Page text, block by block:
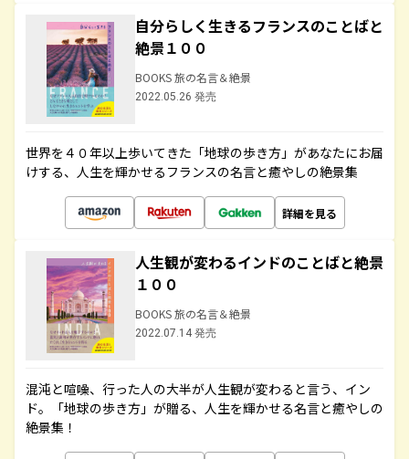
自分らしく生きるフランスのことばと
絶景１００
BOOKS 旅の名言＆絶景
2022.05.26 発売
世界を４０年以上歩いてきた「地球の歩き方」があなたにお届
けする、人生を輝かせるフランスの名言と癒やしの絶景集
詳細を見る
人生観が変わるインドのことばと絶景
１００
BOOKS 旅の名言＆絶景
2022.07.14 発売
混沌と喧噪、行った人の大半が人生観が変わると言う、イン
ド。「地球の歩き方」が贈る、人生を輝かせる名言と癒やしの
絶景集！